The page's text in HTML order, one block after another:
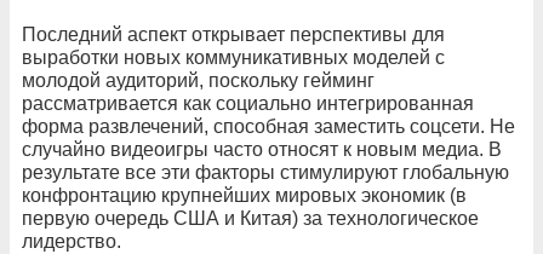
Последний аспект открывает перспективы для
выработки новых коммуникативных моделей с
молодой аудиторий, поскольку гейминг
рассматривается как социально интегрированная
форма развлечений, способная заместить соцсети. Не
случайно видеоигры часто относят к новым медиа. В
результате все эти факторы стимулируют глобальную
конфронтацию крупнейших мировых экономик (в
первую очередь США и Китая) за технологическое
лидерство.